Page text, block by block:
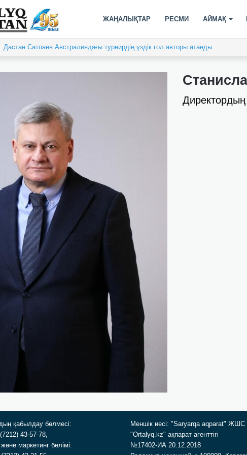
ЖАҢАЛЫҚТАР РЕСМИ АЙМАҚ
Дастан Сатпаев Австралиядағы турнирдің үздік гол авторы атанды
қабылдау бөлмесі:
43-57-78,
маркетинг бөлімі:
Меншік иесі: "Saryarqa aqparat" ЖШС
"Ortalyq.kz" ақпарат агенттігі
№17402-ИА 20.12.2018